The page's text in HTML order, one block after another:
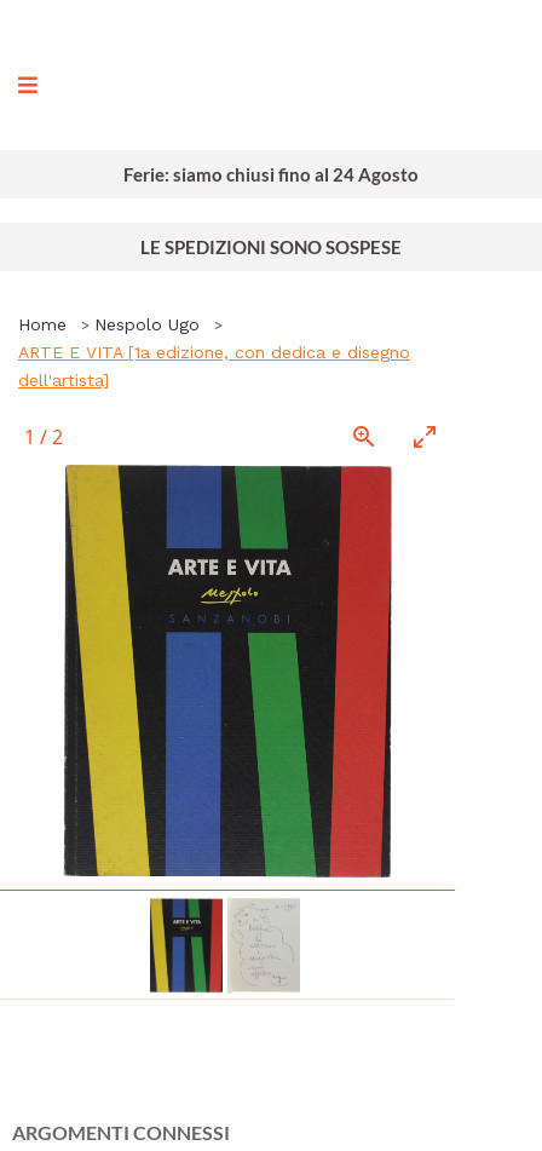
Ferie: siamo chiusi fino al 24 Agosto
LE SPEDIZIONI SONO SOSPESE
Home
Nespolo Ugo
ARTE E VITA [1a edizione, con dedica e disegno
dell'artista]
1 /2
ARGOMENTI CONNESSI